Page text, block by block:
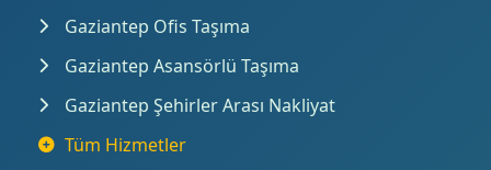
Gaziantep Ofis Taşıma
Gaziantep Asansörlü Taşıma
Gaziantep Şehirler Arası Nakliyat
Tüm Hizmetler